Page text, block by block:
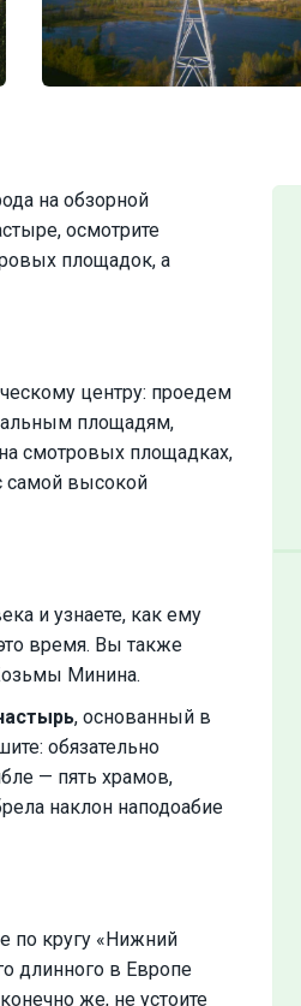
на обзорной
осмотрите
площадок, а
центру: проедем
площадям,
смотровых площадках,
самой высокой
и узнаете, как ему
время. Вы также
Минина.
, основанный в
обязательно
— пять храмов,
наклон наподоабие
по кругу «Нижний
длинного в Европе
же, не устоите